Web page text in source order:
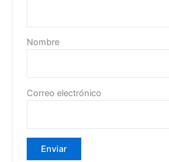
Nombre
Correo electrónico